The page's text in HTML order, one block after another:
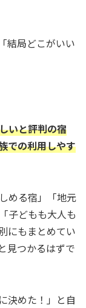
結局どこがいい
いと評判の宿
での利用しやす
める宿」「地元
子どもも大人も
にもまとめてい
見つかるはずで
決めた！」と自